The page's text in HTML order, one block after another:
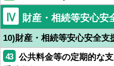
Ⅳ 財産・相続等安心安
10)財産・相続等安心安全
43
公共料金等の定期的な